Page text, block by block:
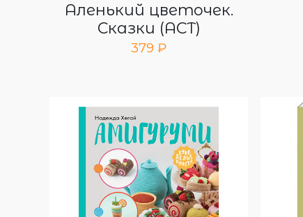
Аленький цветочек.
Сказки (АСТ)
379 ₽